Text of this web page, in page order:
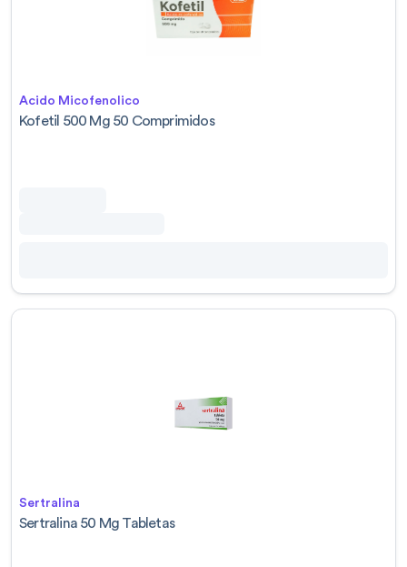
Acido Micofenolico
Kofetil 500 Mg 50 Comprimidos
Sertralina
Sertralina 50 Mg Tabletas